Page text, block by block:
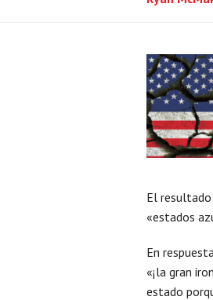
El resultado
«estados
En
«¡la gran
estado